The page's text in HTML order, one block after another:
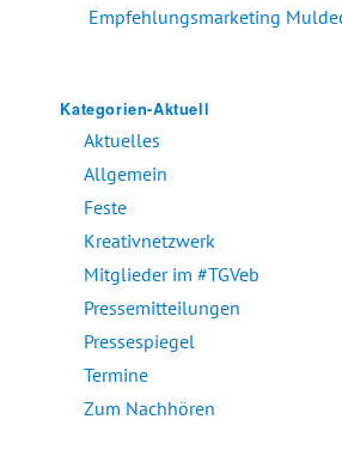
Empfehlungsmarketing
Kategorien-Aktuell
Aktuelles
Allgemein
Feste
Kreativnetzwerk
Mitglieder im #TGVeb
Pressemitteilungen
Pressespiegel
Termine
Zum Nachhören